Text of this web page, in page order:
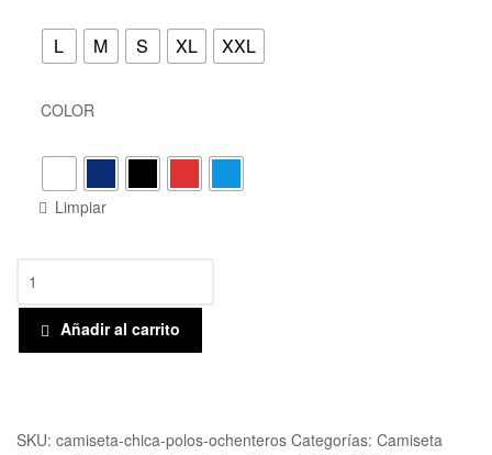
L M S XL XXL
COLOR
Limpiar
Añadir al carrito
SKU: camiseta-chica-polos-ochenteros Categorías: Camiseta